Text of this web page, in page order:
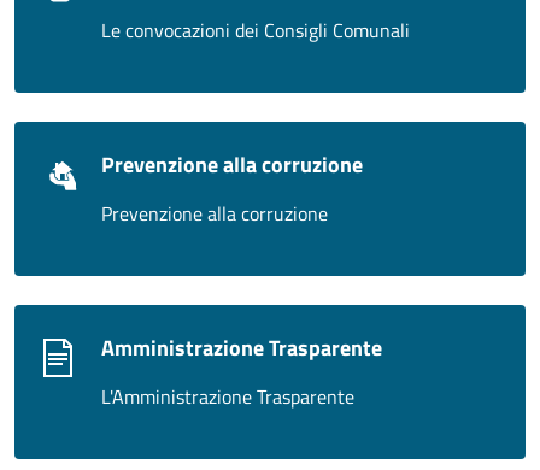
Le convocazioni dei Consigli Comunali
Prevenzione alla corruzione
Prevenzione alla corruzione
Amministrazione Trasparente
L'Amministrazione Trasparente